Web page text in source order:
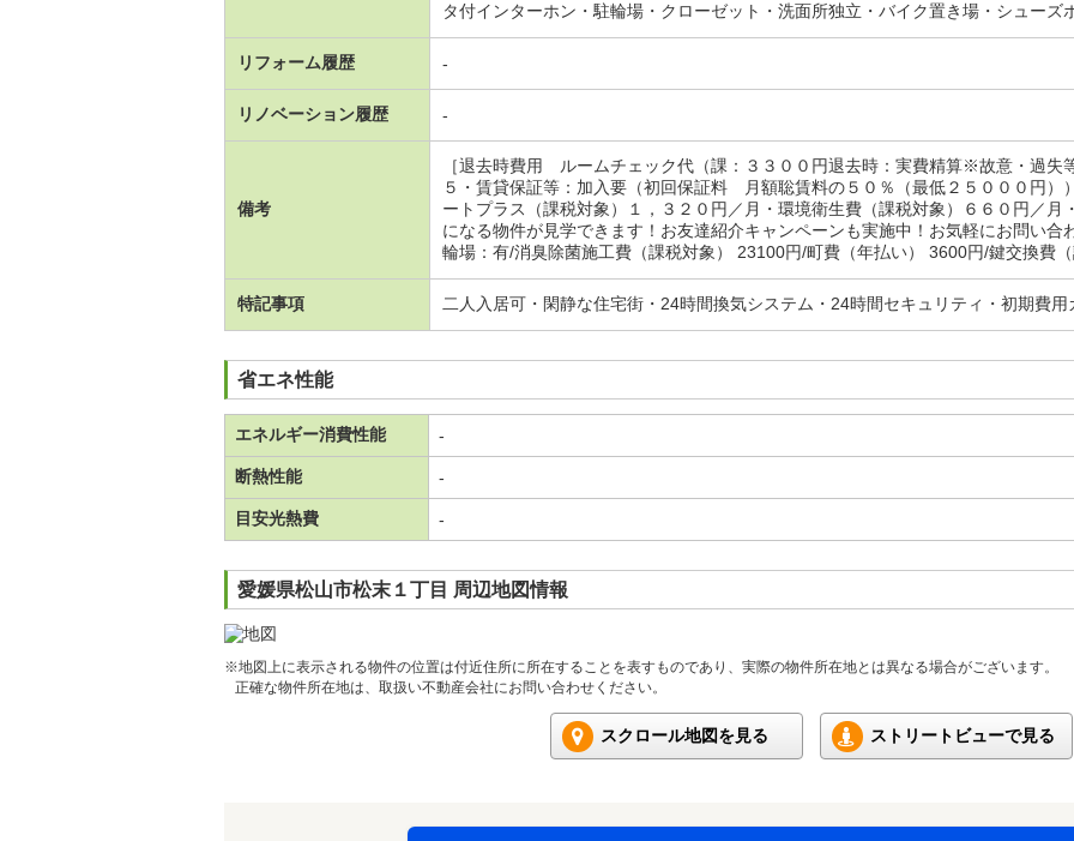
タ付インターホン・駐輪場・クローゼット・洗面所独立・バイク置き場・シューズ
リフォーム履歴 -
リノベーション履歴 -
備考
［退去時費用 ルームチェック代（課：３３００円退去時：実費精算※故意・過
５・賃貸保証等：加入要（初回保証料 月額聡賃料の５０％（最低２５０００円）
ートプラス（課税対象）１，３２０円／月・環境衛生費（課税対象）６６０円／月
になる物件が見学できます！お友達紹介キャンペーンも実施中！お気軽にお問い合
輪場：有/消臭除菌施工費（課税対象） 23100円/町費（年払い） 3600円/鍵交換費
特記事項 二人入居可・閑静な住宅街・24時間換気システム・24時間セキュリティ・初期費用
省エネ性能
エネルギー消費性能 -
断熱性能 -
目安光熱費 -
愛媛県松山市松末１丁目 周辺地図情報
※地図上に表示される物件の位置は付近住所に所在することを表すものであり、実際の物件所在地とは異なる場合がございます。
正確な物件所在地は、取扱い不動産会社にお問い合わせください。
スクロール地図を見る ストリートビューで見る